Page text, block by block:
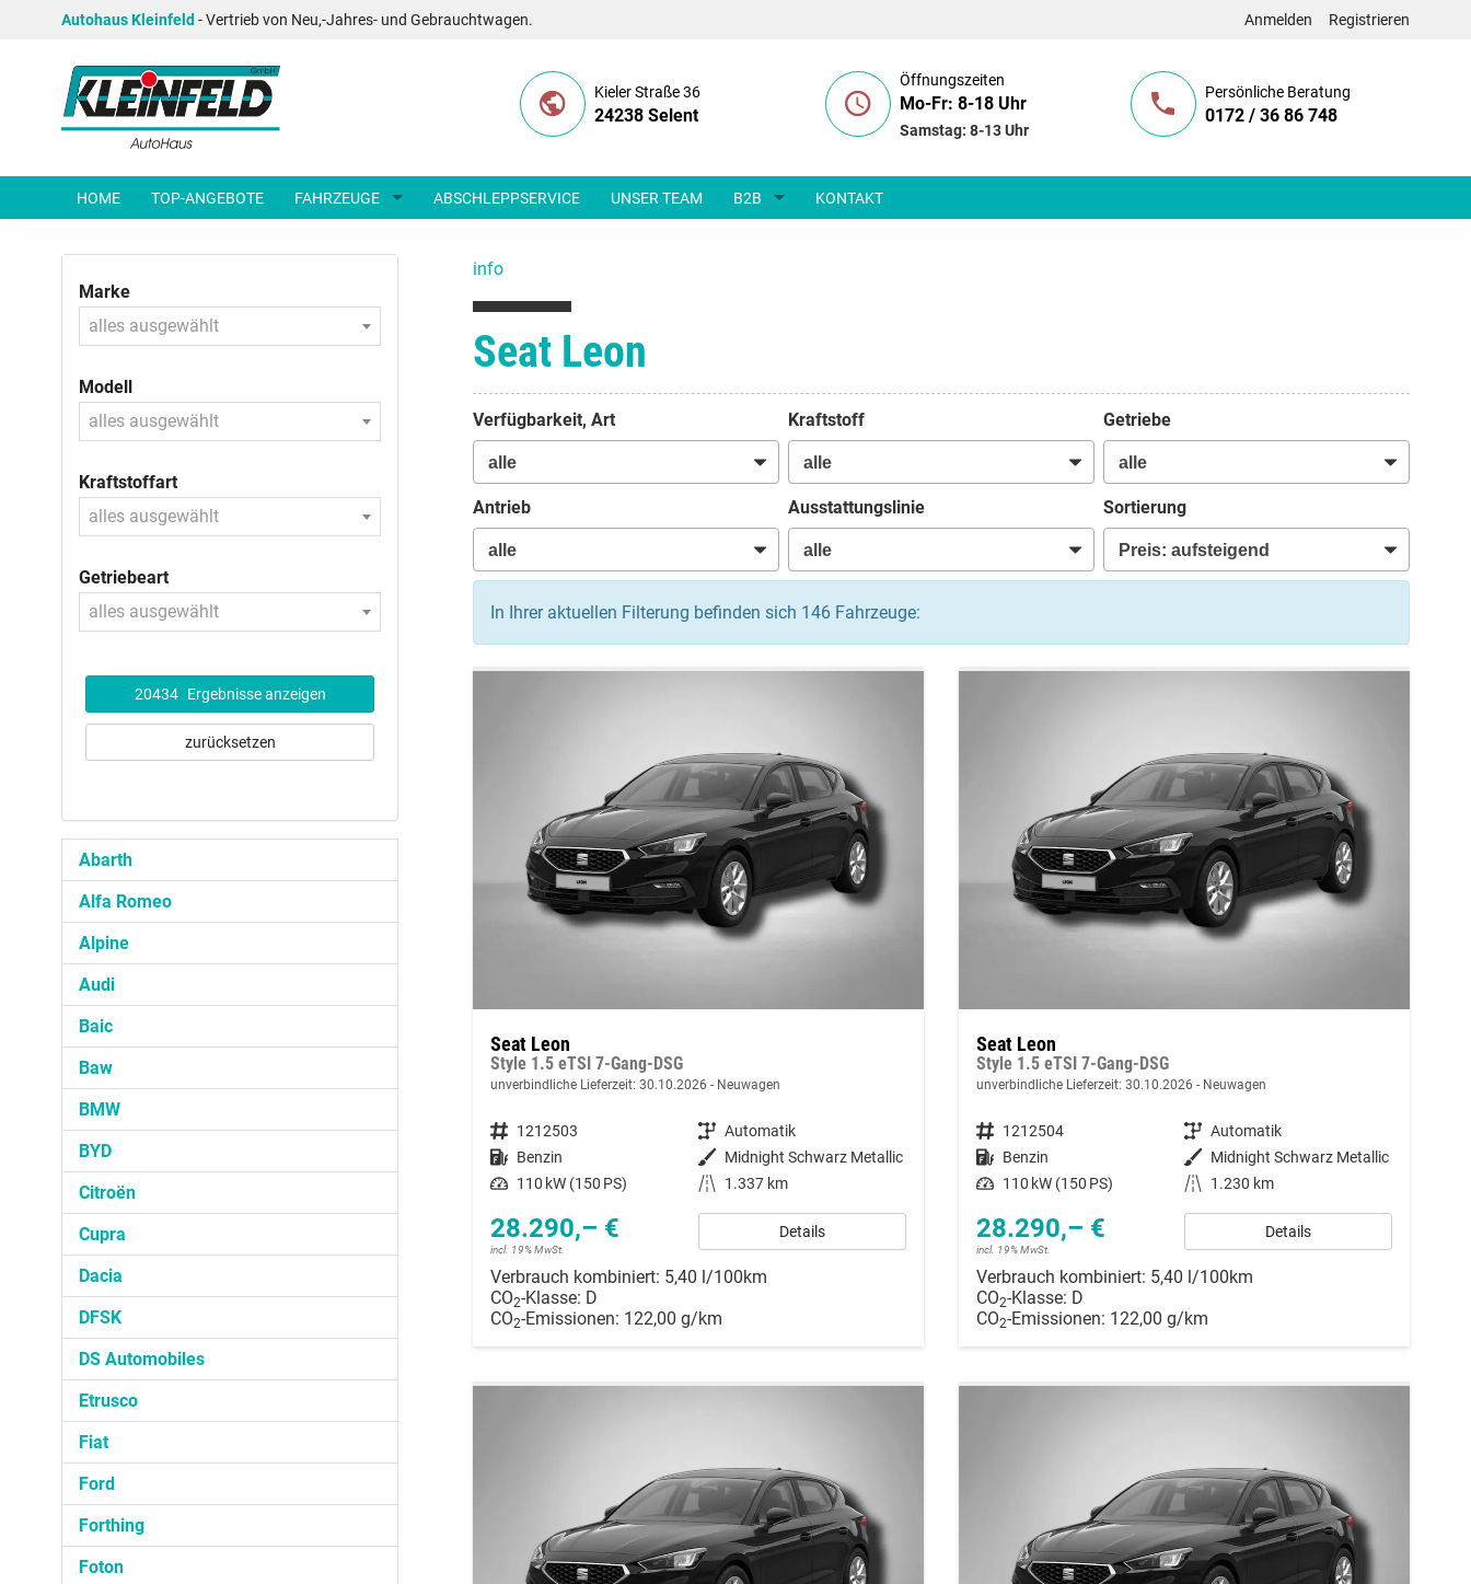
Autohaus Kleinfeld - Vertrieb von Neu,-Jahres- und Gebrauchtwagen. Anmelden Registrieren
Kieler Straße 36
24238 Selent
Öffnungszeiten
Mo-Fr: 8-18 Uhr
Samstag: 8-13 Uhr
Persönliche Beratung
0172 / 36 86 748
HOME TOP-ANGEBOTE FAHRZEUGE ABSCHLEPPSERVICE UNSER TEAM B2B KONTAKT
info
Seat Leon
Verfügbarkeit, Art Kraftstoff Getriebe
Antrieb Ausstattungslinie Sortierung
In Ihrer aktuellen Filterung befinden sich 146Fahrzeuge:
Seat Leon
Style 1.5 eTSI 7-Gang-DSG
unverbindliche Lieferzeit: 30.10.2026 Neuwagen
Fahrzeugnummer 1212503 Getriebe Automatik
Kraftstoff Benzin Außenfarbe Midnight Schwarz Metallic
Leistung 110 kW (150 PS) Kilometerstand 1.337 km
28.290,– €
incl. 19% MwSt.
Details
Verbrauch kombiniert: 5,40 l/100km
CO2-Klasse: D
CO2-Emissionen: 122,00 g/km
Seat Leon
Style 1.5 eTSI 7-Gang-DSG
unverbindliche Lieferzeit: 30.10.2026 Neuwagen
Fahrzeugnummer 1212504 Getriebe Automatik
Kraftstoff Benzin Außenfarbe Midnight Schwarz Metallic
Leistung 110 kW (150 PS) Kilometerstand 1.230 km
28.290,– €
incl. 19% MwSt.
Details
Verbrauch kombiniert: 5,40 l/100km
CO2-Klasse: D
CO2-Emissionen: 122,00 g/km
Marke
alles ausgewählt
Modell
alles ausgewählt
Kraftstoffart
alles ausgewählt
Getriebeart
alles ausgewählt
20434 Ergebnisse anzeigen
zurücksetzen
Abarth
Alfa Romeo
Alpine
Audi
Baic
Baw
BMW
BYD
Citroën
Cupra
Dacia
DFSK
DS Automobiles
Etrusco
Fiat
Ford
Forthing
Foton